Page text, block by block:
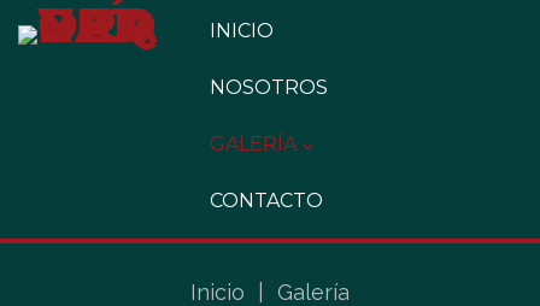
INICIO
NOSOTROS
GALERÍA
CONTACTO
Inicio Galería